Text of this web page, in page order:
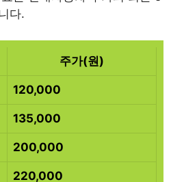
다.
주가(원)
120,000
135,000
200,000
220,000